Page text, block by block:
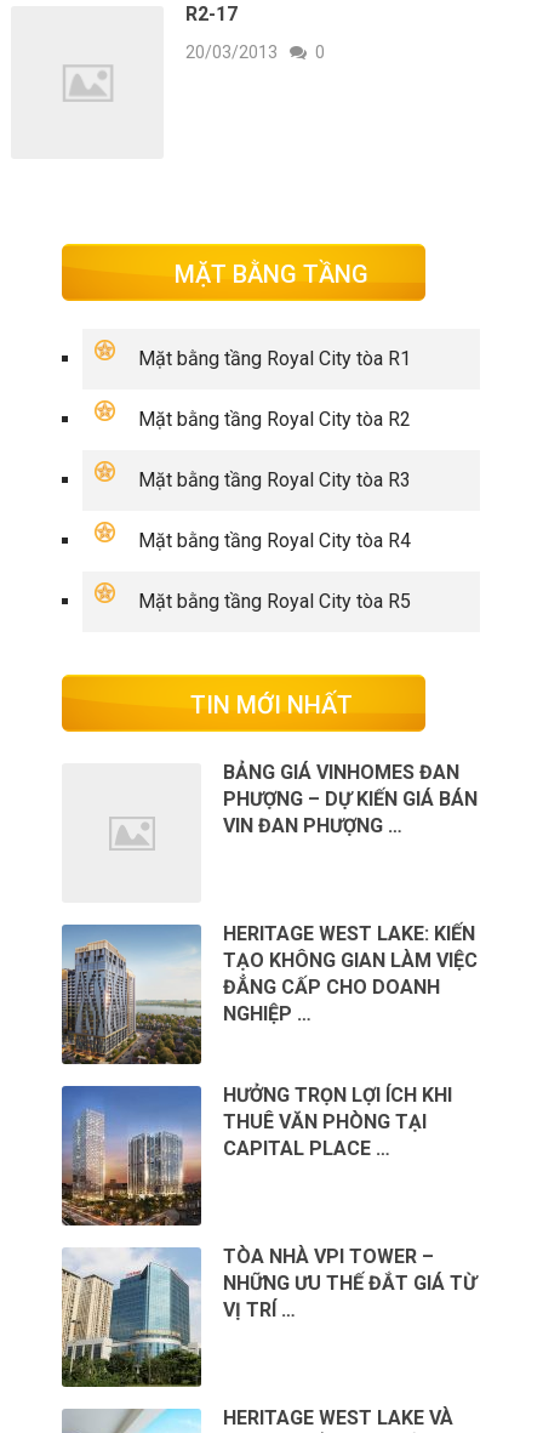
R2-17
20/03/2013 0
MẶT BẰNG TẦNG
Mặt bằng tầng Royal City tòa R1
Mặt bằng tầng Royal City tòa R2
Mặt bằng tầng Royal City tòa R3
Mặt bằng tầng Royal City tòa R4
Mặt bằng tầng Royal City tòa R5
TIN MỚI NHẤT
BẢNG GIÁ VINHOMES ĐAN
PHƯỢNG – DỰ KIẾN GIÁ BÁN
VIN ĐAN PHƯỢNG …
HERITAGE WEST LAKE: KIẾN
TẠO KHÔNG GIAN LÀM VIỆC
ĐẲNG CẤP CHO DOANH
NGHIỆP …
HƯỞNG TRỌN LỢI ÍCH KHI
THUÊ VĂN PHÒNG TẠI
CAPITAL PLACE …
TÒA NHÀ VPI TOWER –
NHỮNG ƯU THẾ ĐẮT GIÁ TỪ
VỊ TRÍ …
HERITAGE WEST LAKE VÀ